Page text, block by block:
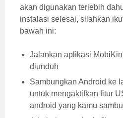
akan digunakan terlebih
instalasi selesai, silahkan
bawah ini:
Jalankan aplikasi
diunduh
Sambungkan Android ke
untuk mengaktifkan fitur
android yang kamu